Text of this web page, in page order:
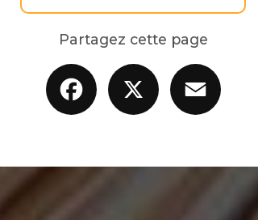
Partagez cette page
Facebook